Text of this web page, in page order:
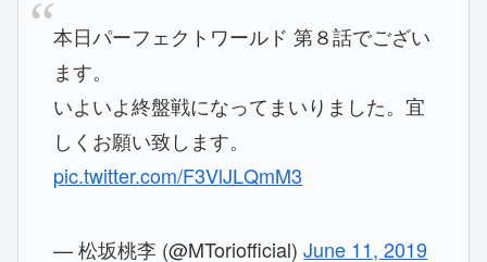
本日パーフェクトワールド 第８話でござい
ます。
いよいよ終盤戦になってまいりました。宜
しくお願い致します。
pic.twitter.com/F3VlJLQmM3
— 松坂桃李 (@MToriofficial)June 11, 2019